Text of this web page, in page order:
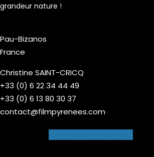
grandeur nature !
Pau-Bizanos
France
Christine SAINT-CRICQ
+33 (0) 6 22 34 44 49
+33 (0) 6 13 80 30 37
contact@filmpyrenees.com